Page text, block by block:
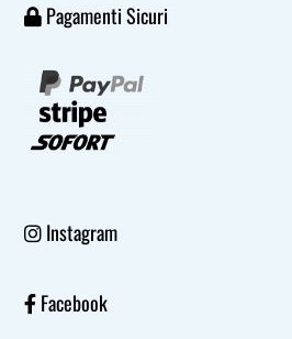
Pagamenti Sicuri
Instagram
Facebook